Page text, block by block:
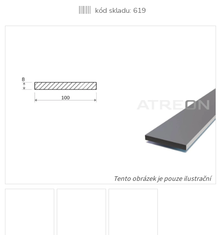
kód skladu: 619